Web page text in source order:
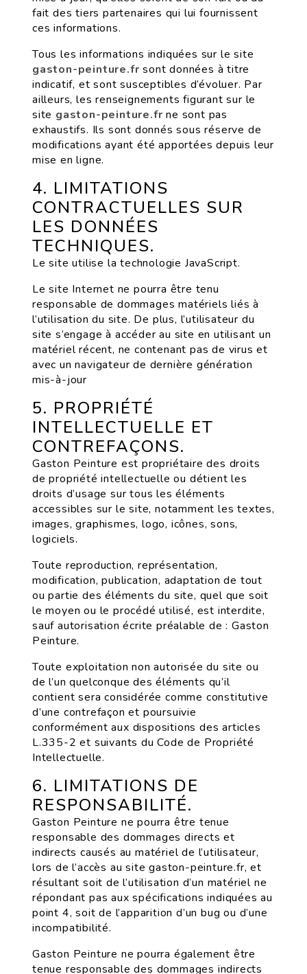
fait des tiers partenaires qui lui fournissent
ces informations.
Tous les informations indiquées sur le site
gaston-peinture.fr sont données à titre
indicatif, et sont susceptibles d’évoluer. Par
ailleurs, les renseignements figurant sur le
site gaston-peinture.fr ne sont pas
exhaustifs. Ils sont donnés sous réserve de
modifications ayant été apportées depuis leur
mise en ligne.
4. LIMITATIONS
CONTRACTUELLES SUR
LES DONNÉES
TECHNIQUES.
Le site utilise la technologie JavaScript.
Le site Internet ne pourra être tenu
responsable de dommages matériels liés à
l’utilisation du site. De plus, l’utilisateur du
site s’engage à accéder au site en utilisant un
matériel récent, ne contenant pas de virus et
avec un navigateur de dernière génération
mis-à-jour
5. PROPRIÉTÉ
INTELLECTUELLE ET
CONTREFAÇONS.
Gaston Peinture est propriétaire des droits
de propriété intellectuelle ou détient les
droits d’usage sur tous les éléments
accessibles sur le site, notamment les textes,
images, graphismes, logo, icônes, sons,
logiciels.
Toute reproduction, représentation,
modification, publication, adaptation de tout
ou partie des éléments du site, quel que soit
le moyen ou le procédé utilisé, est interdite,
sauf autorisation écrite préalable de : Gaston
Peinture.
Toute exploitation non autorisée du site ou
de l’un quelconque des éléments qu’il
contient sera considérée comme constitutive
d’une contrefaçon et poursuivie
conformément aux dispositions des articles
L.335-2 et suivants du Code de Propriété
Intellectuelle.
6. LIMITATIONS DE
RESPONSABILITÉ.
Gaston Peinture ne pourra être tenue
responsable des dommages directs et
indirects causés au matériel de l’utilisateur,
lors de l’accès au site gaston-peinture.fr, et
résultant soit de l’utilisation d’un matériel ne
répondant pas aux spécifications indiquées au
point 4, soit de l’apparition d’un bug ou d’une
incompatibilité.
Gaston Peinture ne pourra également être
tenue responsable des dommages indirects